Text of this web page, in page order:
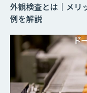
外観検査とは｜メリ
例を解説